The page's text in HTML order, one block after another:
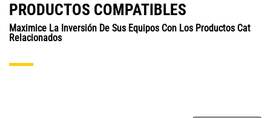
PRODUCTOS COMPATIBLES
Maximice La Inversión De Sus Equipos Con Los Productos Cat
Relacionados